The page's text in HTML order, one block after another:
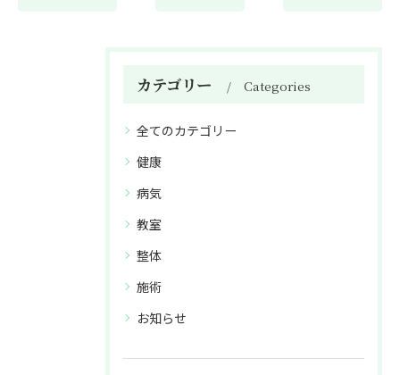
カテゴリー Categories
全てのカテゴリー
健康
病気
教室
整体
施術
お知らせ